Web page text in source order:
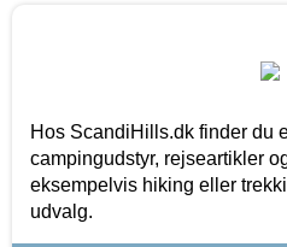
Hos ScandiHills.dk finder du
campingudstyr, rejseartikler
eksempelvis hiking eller
udvalg.